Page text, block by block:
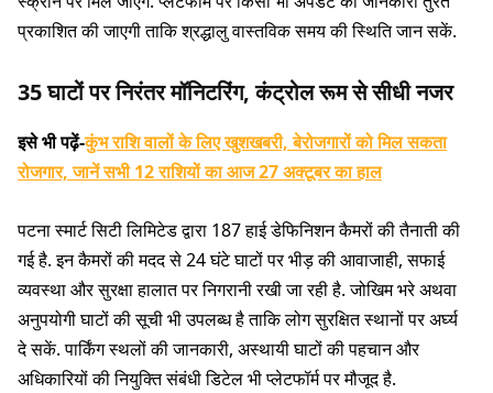
प्रकाशित की जाएगी ताकि श्रद्धालु वास्तविक समय की स्थिति जान सकें.
35 घाटों पर निरंतर मॉनिटरिंग, कंट्रोल रूम से सीधी नजर
इसे भी पढ़ें-कुंभ राशि वालों के लिए खुशखबरी, बेरोजगारों को मिल सकता
रोजगार, जानें सभी 12 राशियों का आज 27 अक्टूबर का हाल
पटना स्मार्ट सिटी लिमिटेड द्वारा 187 हाई डेफिनिशन कैमरों की तैनाती की
गई है. इन कैमरों की मदद से 24 घंटे घाटों पर भीड़ की आवाजाही, सफाई
व्यवस्था और सुरक्षा हालात पर निगरानी रखी जा रही है. जोखिम भरे अथवा
अनुपयोगी घाटों की सूची भी उपलब्ध है ताकि लोग सुरक्षित स्थानों पर अर्घ्य
दे सकें. पार्किंग स्थलों की जानकारी, अस्थायी घाटों की पहचान और
अधिकारियों की नियुक्ति संबंधी डिटेल भी प्लेटफॉर्म पर मौजूद है.